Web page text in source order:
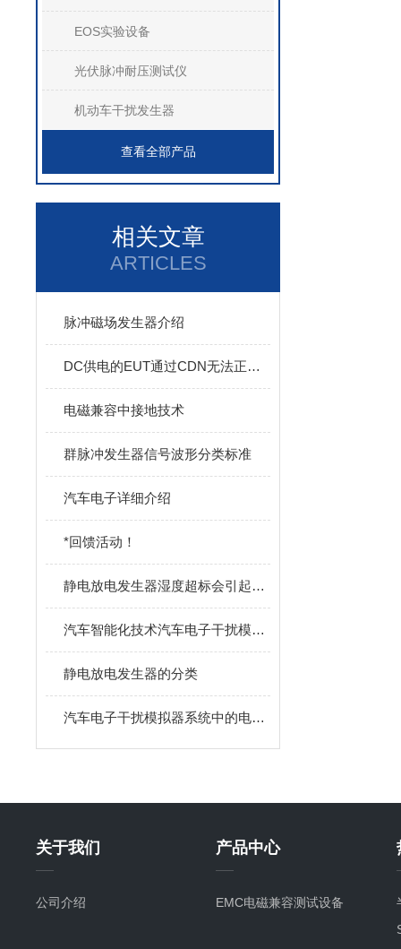
EOS实验设备
光伏脉冲耐压测试仪
机动车干扰发生器
查看全部产品
相关文章
ARTICLES
脉冲磁场发生器介绍
DC供电的EUT通过CDN无法正常工作的说明
电磁兼容中接地技术
群脉冲发生器信号波形分类标准
汽车电子详细介绍
*回馈活动！
静电放电发生器湿度超标会引起现象
汽车智能化技术汽车电子干扰模拟器的普及
静电放电发生器的分类
汽车电子干扰模拟器系统中的电磁兼容设计
关于我们
公司介绍
产品中心
EMC电磁兼容测试设备